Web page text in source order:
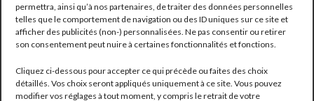
permettra, ainsi qu’à nos partenaires, de traiter des données personnelles
telles que le comportement de navigation ou des ID uniques sur ce site et
afficher des publicités (non-) personnalisées. Ne pas consentir ou retirer
son consentement peut nuire à certaines fonctionnalités et fonctions.
Cliquez ci-dessous pour accepter ce qui précède ou faites des choix
détaillés. Vos choix seront appliqués uniquement à ce site. Vous pouvez
modifier vos réglages à tout moment, y compris le retrait de votre